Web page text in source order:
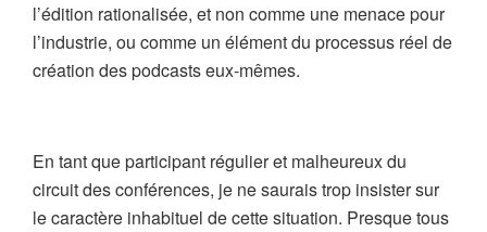
l’édition rationalisée, et non comme une menace pour
l’industrie, ou comme un élément du processus réel de
création des podcasts eux-mêmes.
En tant que participant régulier et malheureux du
circuit des conférences, je ne saurais trop insister sur
le caractère inhabituel de cette situation. Presque tous